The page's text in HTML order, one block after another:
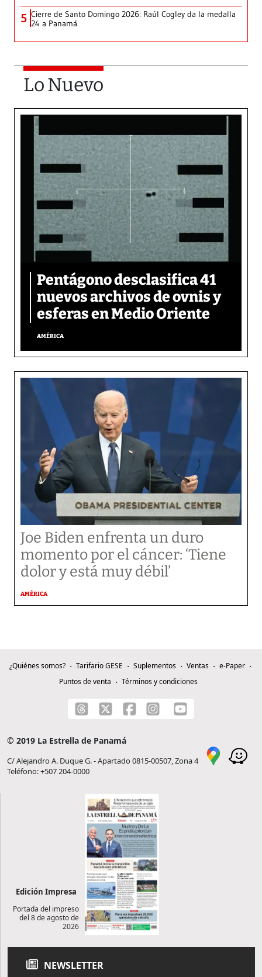
5 Cierre de Santo Domingo 2026: Raúl Cogley da la medalla
24 a Panamá
Lo Nuevo
Pentágono desclasifica 41
nuevos archivos de ovnis y
esferas en Medio Oriente
AMÉRICA
Joe Biden enfrenta un duro
momento por el cáncer: ‘Tiene
dolor y está muy débil’
AMÉRICA
¿Quiénes somos? Tarifario GESE Suplementos Ventas
e-Paper
Puntos de venta
Términos y condiciones
© 2019 La Estrella de Panamá
C/ Alejandro A. Duque G. - Apartado 0815-00507, Zona 4
Teléfono: +507 204-0000
Edición Impresa
Portada del impreso
del 8 de agosto de
2026
NEWSLETTER